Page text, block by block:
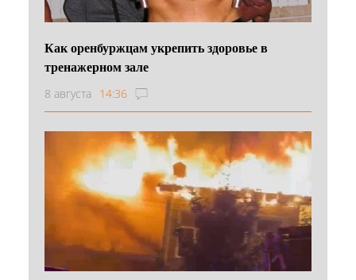
Как оренбуржцам укрепить здоровье в
тренажерном зале
8 августа 14:36